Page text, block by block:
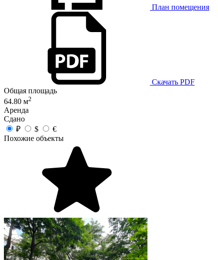
План помещения
Скачать PDF
Общая площадь
64.80 м2
Аренда
Сдано
₽
$
€
Похожие объекты